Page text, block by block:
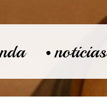
noticias